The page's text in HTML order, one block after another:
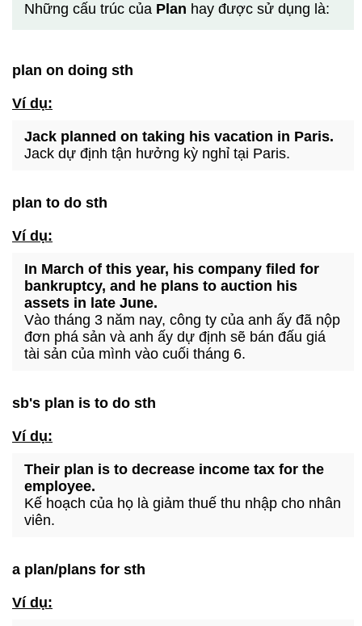
Những cấu trúc của Plan hay được sử dụng là:
plan on doing sth
Ví dụ:
Jack planned on taking his vacation in Paris.
Jack dự định tận hưởng kỳ nghỉ tại Paris.
plan to do sth
Ví dụ:
In March of this year, his company filed for
bankruptcy, and he plans to auction his
assets in late June.
Vào tháng 3 năm nay, công ty của anh ấy đã nộp
đơn phá sản và anh ấy dự định sẽ bán đấu giá
tài sản của mình vào cuối tháng 6.
sb's plan is to do sth
Ví dụ:
Their plan is to decrease income tax for the
employee.
Kế hoạch của họ là giảm thuế thu nhập cho nhân
viên.
a plan/plans for sth
Ví dụ: